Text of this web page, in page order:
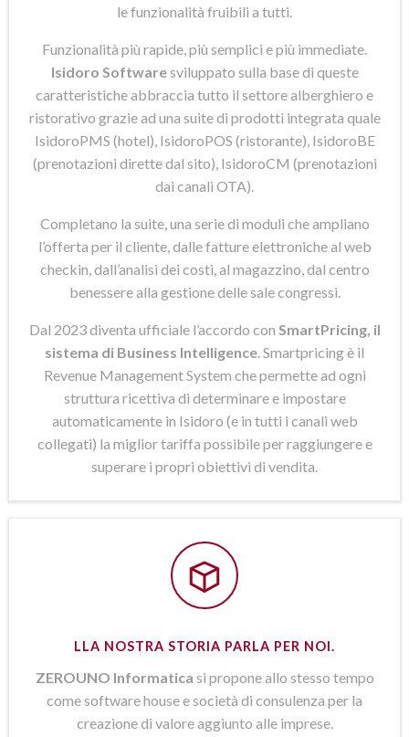
le funzionalità fruibili a tutti.
Funzionalità più rapide, più semplici e più immediate.
Isidoro Softwaresviluppato sulla base di queste
caratteristiche abbraccia tutto il settore alberghiero e
ristorativo grazie ad una suite di prodotti integrata quale
IsidoroPMS (hotel), IsidoroPOS (ristorante), IsidoroBE
(prenotazioni dirette dal sito), IsidoroCM (prenotazioni
dai canali OTA).
Completano la suite, una serie di moduli che ampliano
l’offerta per il cliente, dalle fatture elettroniche al web
checkin, dall’analisi dei costi, al magazzino, dal centro
benessere alla gestione delle sale congressi.
Dal 2023 diventa ufficiale l’accordo con SmartPricing, il
sistema di Business Intelligence . Smartpricing è il
Revenue Management System che permette ad ogni
struttura ricettiva di determinare e impostare
automaticamente in Isidoro (e in tutti i canali web
collegati) la miglior tariffa possibile per raggiungere e
superare i propri obiettivi di vendita.
LLA NOSTRA STORIA PARLA PER NOI.
ZEROUNO Informatica si propone allo stesso tempo
come software house e società di consulenza per la
creazione di valore aggiunto alle imprese.